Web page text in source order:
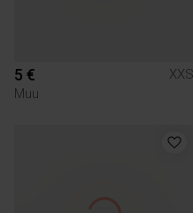
5 €
XXS
Muu